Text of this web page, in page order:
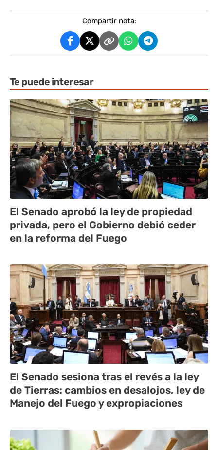
Compartir nota:
Te puede interesar
El Senado aprobó la ley de propiedad
privada, pero el Gobierno debió ceder
en la reforma del Fuego
El Senado sesiona tras el revés a la ley
de Tierras: cambios en desalojos, ley de
Manejo del Fuego y expropiaciones